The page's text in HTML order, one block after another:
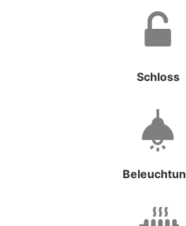
Schloss